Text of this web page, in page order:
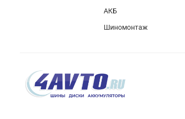
АКБ
Шиномонтаж